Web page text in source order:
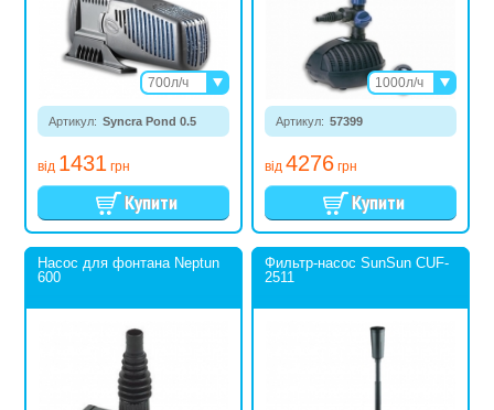
Артикул: Syncra Pond 0.5
від 1431 грн
700л/ч
1350л/ч
2400л/ч
Артикул: 57399
від 4276 грн
1000л/ч
1500л/ч
Насос для фонтана Neptun
600
Фильтр-насос SunSun CUF-
2511